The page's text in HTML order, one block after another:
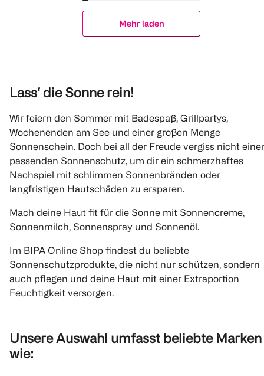
Mehr laden
Lass‘ die Sonne rein!
Wir feiern den Sommer mit Badespaß, Grillpartys,
Wochenenden am See und einer großen Menge
Sonnenschein. Doch bei all der Freude vergiss nicht
passenden Sonnenschutz, um dir ein schmerzhaftes
Nachspiel mit schlimmen Sonnenbränden oder
langfristigen Hautschäden zu ersparen.
Mach deine Haut fit für die Sonne mit Sonnencreme,
Sonnenmilch, Sonnenspray und Sonnenöl.
Im BIPA Online Shop findest du beliebte
Sonnenschutzprodukte, die nicht nur schützen, sondern
auch pflegen und deine Haut mit einer Extraportion
Feuchtigkeit versorgen.
Unsere Auswahl umfasst beliebte Marken
wie: